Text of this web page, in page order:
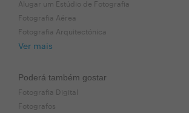
Alugar um Estúdio de Fotografia
Fotografia Aérea
Fotografia Arquitectónica
Ver mais
Poderá também gostar
Fotografia Digital
Fotografos